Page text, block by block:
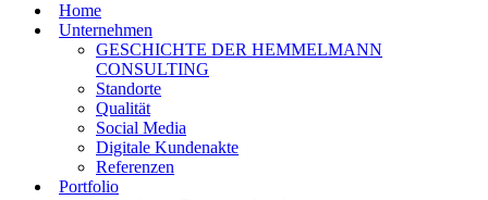
Home
Unternehmen
GESCHICHTE DER HEMMELMANN
CONSULTING
Standorte
Qualität
Social Media
Digitale Kundenakte
Referenzen
Portfolio